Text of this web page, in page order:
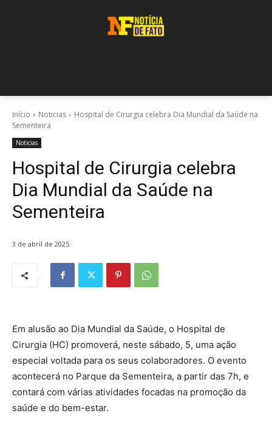
Início Noticias
Hospital de Cirurgia celebra Dia Mundial da Saúde na
Sementeira
Noticias
Hospital de Cirurgia celebra
Dia Mundial da Saúde na
Sementeira
3 de abril de 2025
Em alusão ao Dia Mundial da Saúde, o Hospital de
Cirurgia (HC) promoverá, neste sábado, 5, uma ação
especial voltada para os seus colaboradores. O evento
acontecerá no Parque da Sementeira, a partir das 7h, e
contará com várias atividades focadas na promoção da
saúde e do bem-estar.